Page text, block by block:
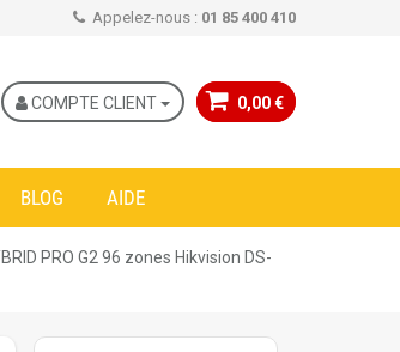
Appelez-nous : 01 85 400 410
0,00 €
COMPTE CLIENT
BLOG AIDE
PRO G2 96 zones Hikvision DS-